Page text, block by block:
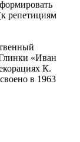
репетициям
«Иван
К.
в 1963